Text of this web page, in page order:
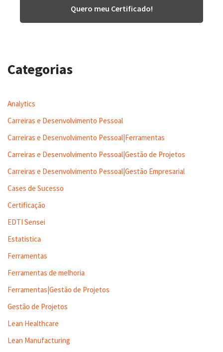
Quero meu Certificado!
Categorias
Analytics
Carreiras e Desenvolvimento Pessoal
Carreiras e Desenvolvimento Pessoal|Ferramentas
Carreiras e Desenvolvimento Pessoal|Gestão de Projetos
Carreiras e Desenvolvimento Pessoal|Gestão Empresarial
Cases de Sucesso
Certificação
EDTI Sensei
Estatistica
Ferramentas
Ferramentas de melhoria
Ferramentas|Gestão de Projetos
Gestão de Projetos
Lean Healthcare
Lean Manufacturing